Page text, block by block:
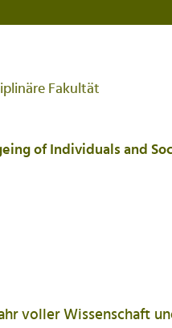
Fakultät
of Individuals and
voller Wissenschaft